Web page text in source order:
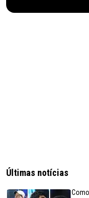
Últimas notícias